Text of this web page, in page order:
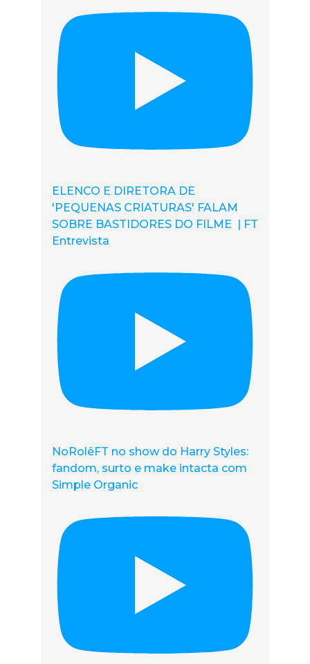
ELENCO E DIRETORA DE
'PEQUENAS CRIATURAS' FALAM
SOBRE BASTIDORES DO FILME | FT
Entrevista
NoRolêFT no show do Harry Styles:
fandom, surto e make intacta com
Simple Organic